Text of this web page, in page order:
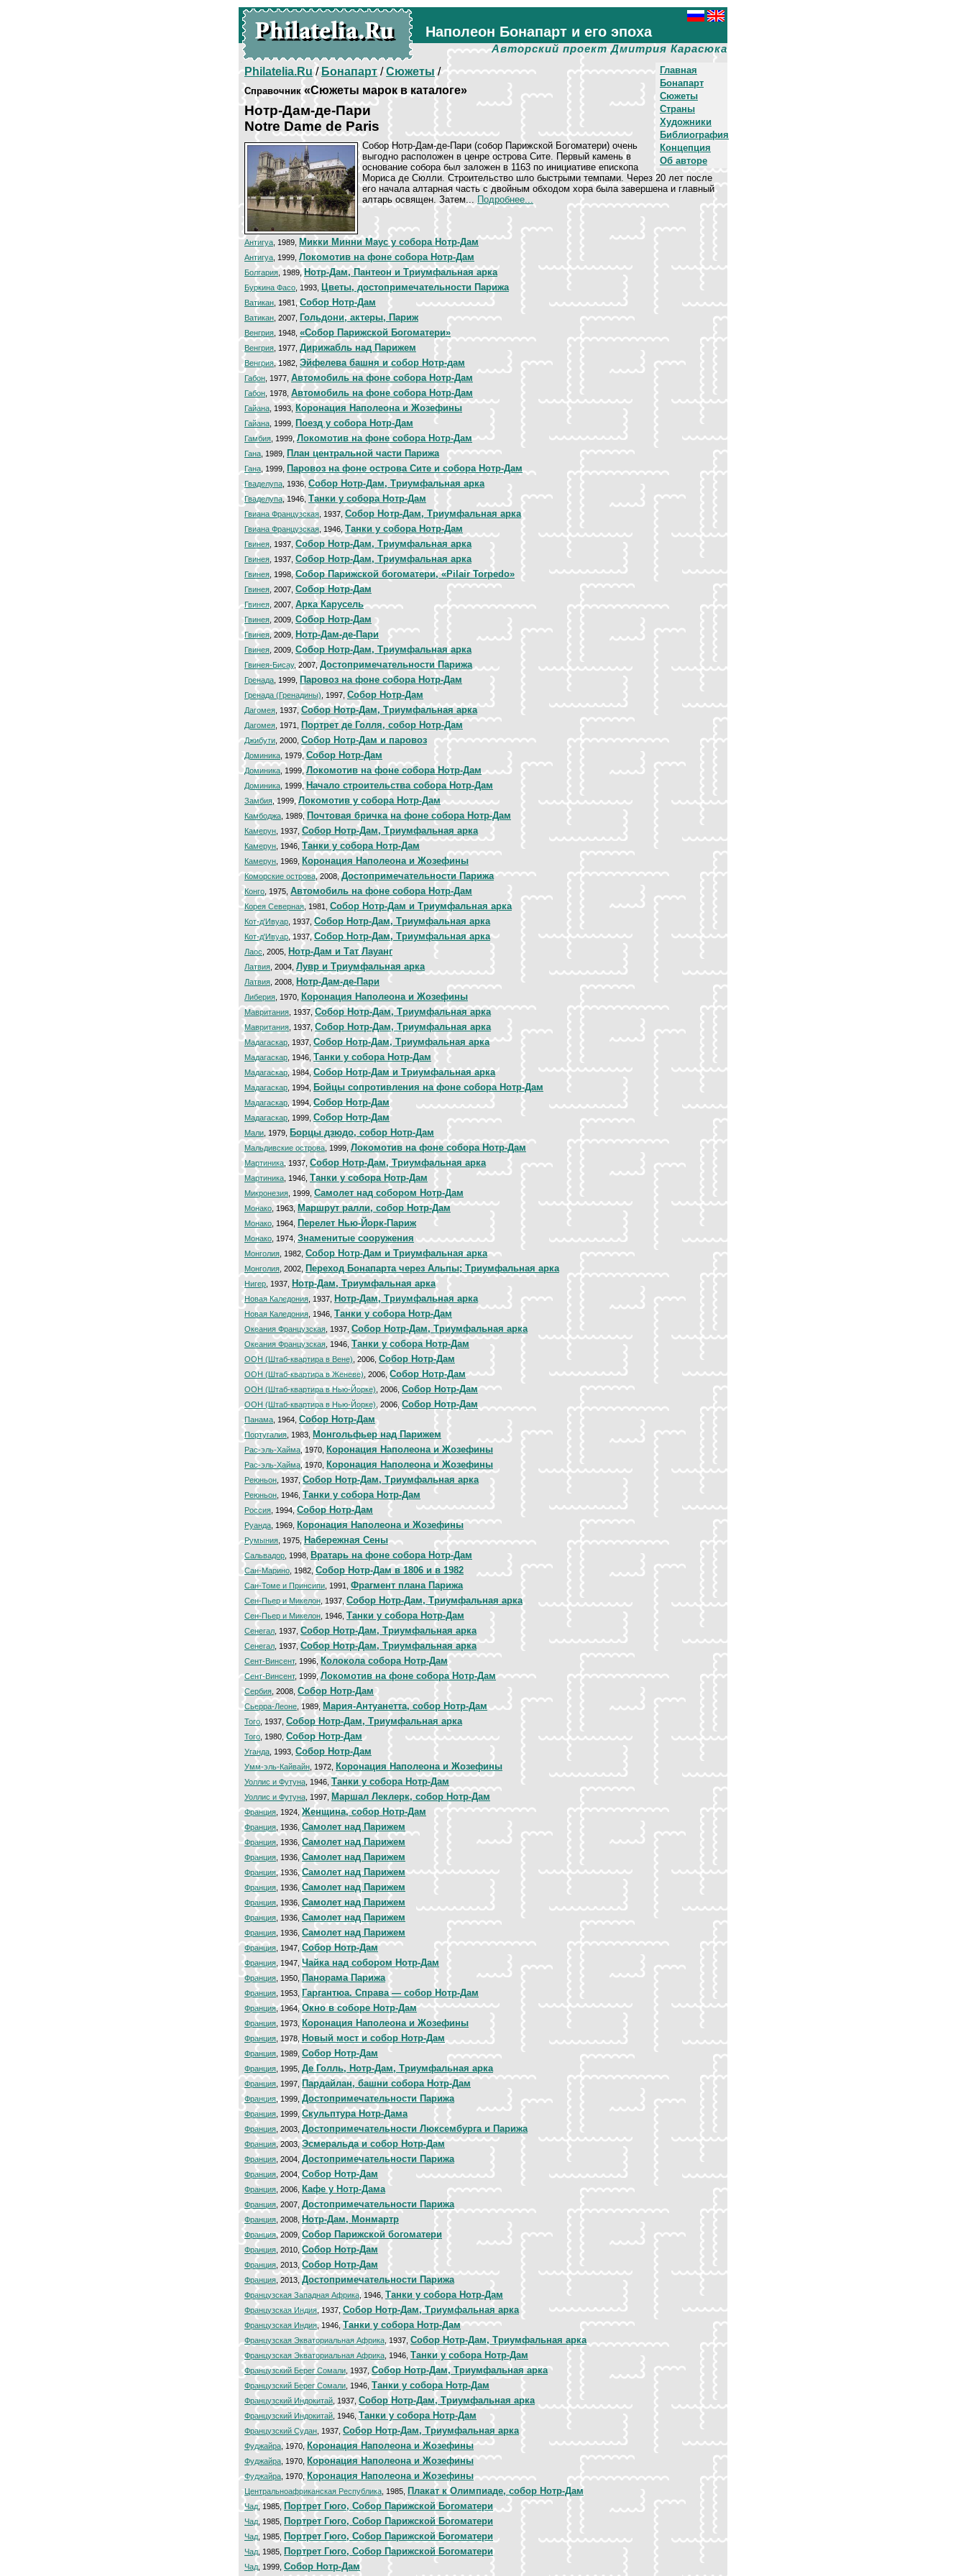
Наполеон Бонапарт и его эпоха
Авторский проект Дмитрия Карасюка
Главная
Бонапарт
Сюжеты
Страны
Художники
Библиография
Концепция
Об авторе
Philatelia.Ru/Бонапарт/Сюжеты/
Справочник«Сюжеты марок в каталоге»
Нотр-Дам-де-Пари
Notre Dame de Paris
Собор Нотр-Дам-де-Пари (собор Парижской Богоматери) очень
выгодно расположен в ценре острова Сите. Первый камень в
основание собора был заложен в 1163 по инициативе епископа
Мориса де Сюлли. Строительство шло быстрыми темпами. Через 20 лет после
его начала алтарная часть с двойным обходом хора была завершена и главный
алтарь освящен. Затем... Подробнее...
Антигуа , 1989, Микки Минни Маус у собора Нотр-Дам
Антигуа , 1999, Локомотив на фоне собора Нотр-Дам
Болгария , 1989,Нотр-Дам, Пантеон и Триумфальная арка
Буркина Фасо , 1993, Цветы, достопримечательности Парижа
Ватикан , 1981,Собор Нотр-Дам
Ватикан , 2007, Гольдони, актеры, Париж
Венгрия , 1948, «Собор Парижской Богоматери»
Венгрия , 1977, Дирижабль над Парижем
Венгрия, 1982, Эйфелева башня и собор Нотр-дам
Габон , 1977, Автомобиль на фоне собора Нотр-Дам
Габон , 1978, Автомобиль на фоне собора Нотр-Дам
Гайана , 1993, Коронация Наполеона и Жозефины
Гайана , 1999, Поезд у собора Нотр-Дам
Гамбия , 1999,Локомотив на фоне собора Нотр-Дам
Гана , 1989, План центральной части Парижа
Гана , 1999, Паровоз на фоне острова Сите и собора Нотр-Дам
Гваделупа , 1936, Собор Нотр-Дам, Триумфальная арка
Гваделупа, 1946, Танки у собора Нотр-Дам
Гвиана Французская , 1937, Собор Нотр-Дам, Триумфальная арка
Гвиана Французская , 1946, Танки у собора Нотр-Дам
Гвинея , 1937, Собор Нотр-Дам, Триумфальная арка
Гвинея , 1937, Собор Нотр-Дам, Триумфальная арка
Гвинея , 1998,Собор Парижской богоматери, «Pilair Torpedo»
Гвинея , 2007, Собор Нотр-Дам
Гвинея , 2007, Арка Карусель
Гвинея , 2009, Собор Нотр-Дам
Гвинея, 2009, Нотр-Дам-де-Пари
Гвинея , 2009, Собор Нотр-Дам, Триумфальная арка
Гвинея-Бисау, 2007,Достопримечательности Парижа
Гренада , 1999, Паровоз на фоне собора Нотр-Дам
Гренада (Гренадины) , 1997, Собор Нотр-Дам
Дагомея , 1937, Собор Нотр-Дам, Триумфальная арка
Дагомея , 1971, Портрет де Голля, собор Нотр-Дам
Джибути , 2000, Собор Нотр-Дам и паровоз
Доминика , 1979,Собор Нотр-Дам
Доминика , 1999,Локомотив на фоне собора Нотр-Дам
Доминика , 1999, Начало строительства собора Нотр-Дам
Замбия, 1999,Локомотив у собора Нотр-Дам
Камбоджа , 1989, Почтовая бричка на фоне собора Нотр-Дам
Камерун , 1937, Cобор Нотр-Дам, Триумфальная арка
Камерун , 1946, Танки у собора Нотр-Дам
Камерун , 1969, Коронация Наполеона и Жозефины
Коморские острова, 2008,Достопримечательности Парижа
Конго , 1975, Автомобиль на фоне собора Нотр-Дам
Корея Северная, 1981, Собор Нотр-Дам и Триумфальная арка
Кот-д'Ивуар , 1937, Собор Нотр-Дам, Триумфальная арка
Кот-д'Ивуар, 1937,Собор Нотр-Дам, Триумфальная арка
Лаос , 2005, Нотр-Дам и Тат Лауанг
Латвия , 2004, Лувр и Триумфальная арка
Латвия , 2008, Нотр-Дам-де-Пари
Либерия , 1970, Коронация Наполеона и Жозефины
Мавритания , 1937,Собор Нотр-Дам, Триумфальная арка
Мавритания , 1937,Собор Нотр-Дам, Триумфальная арка
Мадагаскар , 1937, Cобор Нотр-Дам, Триумфальная арка
Мадагаскар , 1946, Танки у собора Нотр-Дам
Мадагаскар, 1984,Собор Нотр-Дам и Триумфальная арка
Мадагаскар , 1994, Бойцы сопротивления на фоне собора Нотр-Дам
Мадагаскар , 1994, Собор Нотр-Дам
Мадагаскар , 1999, Собор Нотр-Дам
Мали , 1979, Борцы дзюдо, собор Нотр-Дам
Мальдивские острова , 1999, Локомотив на фоне собора Нотр-Дам
Мартиника, 1937, Собор Нотр-Дам, Триумфальная арка
Мартиника , 1946, Танки у собора Нотр-Дам
Микронезия , 1999, Самолет над собором Нотр-Дам
Монако , 1963, Маршрут ралли, собор Нотр-Дам
Монако , 1964, Перелет Нью-Йорк-Париж
Монако , 1974,Знаменитые сооружения
Монголия , 1982, Собор Нотр-Дам и Триумфальная арка
Монголия , 2002, Переход Бонапарта через Альпы; Триумфальная арка
Нигер , 1937, Нотр-Дам, Триумфальная арка
Новая Каледония , 1937, Нотр-Дам, Триумфальная арка
Новая Каледония , 1946, Танки у собора Нотр-Дам
Океания Французская , 1937, Cобор Нотр-Дам, Триумфальная арка
Океания Французская , 1946, Танки у собора Нотр-Дам
ООН (Штаб-квартира в Вене) , 2006, Собор Нотр-Дам
ООН (Штаб-квартира в Женеве) , 2006,Собор Нотр-Дам
ООН (Штаб-квартира в Нью-Йорке) , 2006, Собор Нотр-Дам
ООН (Штаб-квартира в Нью-Йорке) , 2006, Собор Нотр-Дам
Панама , 1964, Собор Нотр-Дам
Португалия , 1983, Монгольфьер над Парижем
Рас-эль-Хайма, 1970, Коронация Наполеона и Жозефины
Рас-эль-Хайма, 1970, Коронация Наполеона и Жозефины
Реюньон , 1937,Cобор Нотр-Дам, Триумфальная арка
Реюньон , 1946,Танки у собора Нотр-Дам
Россия , 1994,Собор Нотр-Дам
Руанда , 1969, Коронация Наполеона и Жозефины
Румыния , 1975,Набережная Сены
Сальвадор , 1998, Вратарь на фоне собора Нотр-Дам
Сан-Марино , 1982,Собор Нотр-Дам в 1806 и в 1982
Сан-Томе и Принсипи , 1991, Фрагмент плана Парижа
Сен-Пьер и Микелон , 1937, Cобор Нотр-Дам, Триумфальная арка
Сен-Пьер и Микелон , 1946, Танки у собора Нотр-Дам
Сенегал , 1937, Cобор Нотр-Дам, Триумфальная арка
Сенегал , 1937, Cобор Нотр-Дам, Триумфальная арка
Сент-Винсент, 1996, Колокола собора Нотр-Дам
Сент-Винсент, 1999,Локомотив на фоне собора Нотр-Дам
Сербия , 2008, Собор Нотр-Дам
Сьерра-Леоне , 1989, Мария-Антуанетта, собор Нотр-Дам
Того , 1937, Cобор Нотр-Дам, Триумфальная арка
Того , 1980, Собор Нотр-Дам
Уганда , 1993, Собор Нотр-Дам
Умм-эль-Кайвайн , 1972, Коронация Наполеона и Жозефины
Уоллис и Футуна , 1946, Танки у собора Нотр-Дам
Уоллис и Футуна , 1997, Маршал Леклерк, собор Нотр-Дам
Франция , 1924,Женщина, собор Нотр-Дам
Франция , 1936,Самолет над Парижем
Франция , 1936,Самолет над Парижем
Франция , 1936,Самолет над Парижем
Франция, 1936,Самолет над Парижем
Франция , 1936, Самолет над Парижем
Франция , 1936, Самолет над Парижем
Франция , 1936, Самолет над Парижем
Франция , 1936, Самолет над Парижем
Франция , 1947,Собор Нотр-Дам
Франция , 1947,Чайка над собором Нотр-Дам
Франция , 1950, Панорама Парижа
Франция , 1953, Гаргантюа. Справа — собор Нотр-Дам
Франция, 1964,Окно в соборе Нотр-Дам
Франция , 1973,Коронация Наполеона и Жозефины
Франция , 1978, Новый мост и собор Нотр-Дам
Франция , 1989, Собор Нотр-Дам
Франция , 1995, Де Голль, Нотр-Дам, Триумфальная арка
Франция , 1997,Пардайлан, башни собора Нотр-Дам
Франция, 1999,Достопримечательности Парижа
Франция , 1999,Скульптура Нотр-Дама
Франция , 2003,Достопримечательности Люксембурга и Парижа
Франция, 2003,Эсмеральда и собор Нотр-Дам
Франция , 2004, Достопримечательности Парижа
Франция , 2004, Собор Нотр-Дам
Франция , 2006, Кафе у Нотр-Дама
Франция , 2007, Достопримечательности Парижа
Франция , 2008,Нотр-Дам, Монмартр
Франция, 2009,Собор Парижской богоматери
Франция , 2010,Собор Нотр-Дам
Франция , 2013, Собор Нотр-Дам
Франция , 2013,Достопримечательности Парижа
Французская Западная Африка, 1946, Танки у собора Нотр-Дам
Французская Индия, 1937,Собор Нотр-Дам, Триумфальная арка
Французская Индия, 1946,Танки у собора Нотр-Дам
Французская Экваториальная Африка , 1937, Собор Нотр-Дам, Триумфальная арка
Французская Экваториальная Африка , 1946, Танки у собора Нотр-Дам
Французский Берег Сомали , 1937, Собор Нотр-Дам, Триумфальная арка
Французский Берег Сомали , 1946, Танки у собора Нотр-Дам
Французский Индокитай , 1937, Собор Нотр-Дам, Триумфальная арка
Французский Индокитай , 1946,Танки у собора Нотр-Дам
Французский Судан , 1937, Собор Нотр-Дам, Триумфальная арка
Фуджайра , 1970,Коронация Наполеона и Жозефины
Фуджайра , 1970, Коронация Наполеона и Жозефины
Фуджайра , 1970,Коронация Наполеона и Жозефины
Центральноафриканская Республика , 1985, Плакат к Олимпиаде, собор Нотр-Дам
Чад, 1985, Портрет Гюго, Собор Парижской Богоматери
Чад, 1985, Портрет Гюго, Собор Парижской Богоматери
Чад , 1985, Портрет Гюго, Собор Парижской Богоматери
Чад, 1985, Портрет Гюго, Собор Парижской Богоматери
Чад, 1999, Собор Нотр-Дам